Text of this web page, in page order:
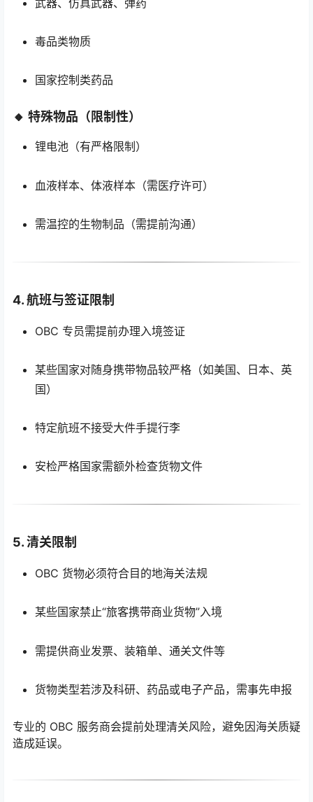
毒品类物质
国家控制类药品
🔸 特殊物品（限制性）
锂电池（有严格限制）
血液样本、体液样本（需医疗许可）
需温控的生物制品（需提前沟通）
4. 航班与签证限制
OBC 专员需提前办理入境签证
某些国家对随身携带物品较严格（如美国、日本、英
国）
特定航班不接受大件手提行李
安检严格国家需额外检查货物文件
5. 清关限制
OBC 货物必须符合目的地海关法规
某些国家禁止“旅客携带商业货物”入境
需提供商业发票、装箱单、通关文件等
货物类型若涉及科研、药品或电子产品，需事先申报
专业的 OBC 服务商会提前处理清关风险，避免因海关质疑
造成延误。